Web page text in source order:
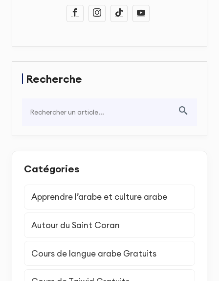
Recherche
Catégories
Apprendre l’arabe et culture arabe
Autour du Saint Coran
Cours de langue arabe Gratuits